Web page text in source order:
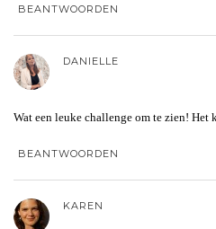
BEANTWOORDEN
DANIELLE
Wat een leuke challenge om te zien! Het
BEANTWOORDEN
KAREN